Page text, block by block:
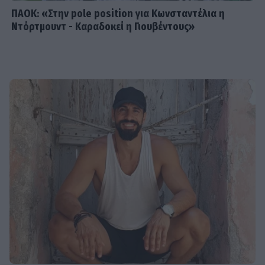
ΠΑΟΚ: «Στην pole position για Κωνσταντέλια η
Ντόρτμουντ - Καραδοκεί η Γιουβέντους»